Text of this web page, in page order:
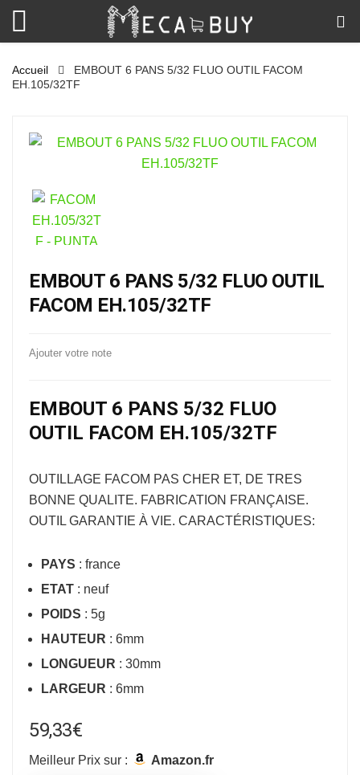
Accueil
EMBOUT 6 PANS 5/32 FLUO OUTIL FACOM
EH.105/32TF
EMBOUT 6 PANS 5/32 FLUO OUTIL
FACOM EH.105/32TF
Ajouter votre note
EMBOUT 6 PANS 5/32 FLUO
OUTIL FACOM EH.105/32TF
OUTILLAGE FACOM PAS CHER ET, DE TRES
BONNE QUALITE. FABRICATION FRANÇAISE.
OUTIL GARANTIE À VIE. CARACTÉRISTIQUES:
PAYS : france
ETAT : neuf
POIDS : 5g
HAUTEUR : 6mm
LONGUEUR : 30mm
LARGEUR : 6mm
59,33€
Meilleur Prix sur : Amazon.fr